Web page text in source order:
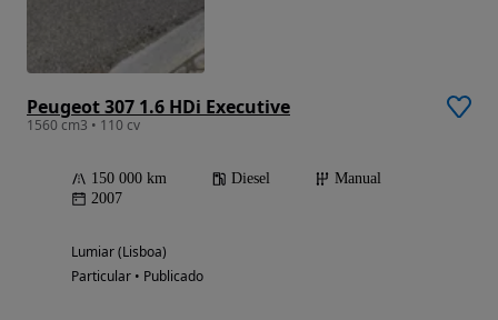
Peugeot 307 1.6 HDi Executive
1560 cm3 • 110 cv
150 000 km Diesel
Manual
2007
Lumiar (Lisboa)
Particular • Publicado